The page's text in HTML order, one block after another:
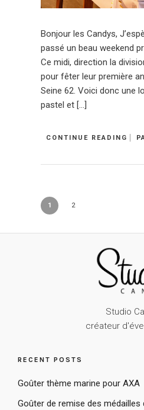
Bonjour les Candys,
passé un beau weekend
Ce midi, direction la
pour fêter leur première
Seine 62. Voici donc une
pastel et […]
CONTINUE READING
1 2
Studio
créateur
RECENT POSTS
Goûter thème marine pour AXA
Goûter de remise des médailles